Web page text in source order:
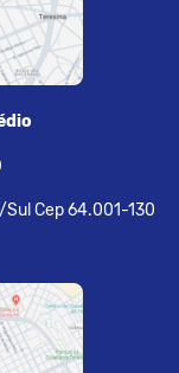
Cep 64.001-130